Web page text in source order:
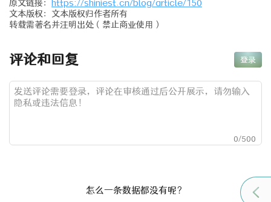
原文链接： https://shiniest.cn/blog/article/150
文本版权：文本版权归作者所有
转载需著名并注明出处（禁止商业使用）
评论和回复 登录
0/500
怎么一条数据都没有呢？